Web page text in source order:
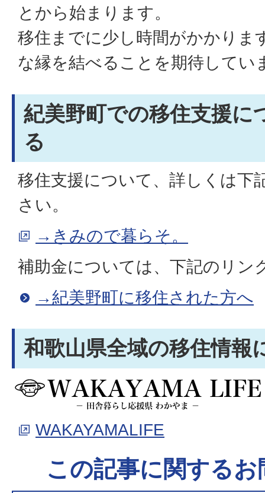
とから始まります。
移住までに少し時間がかかりま
な縁を結べることを期待してい
紀美野町での移住支援に
る
移住支援について、詳しくは下
さい。
→きみので暮らそ。
補助金については、下記のリン
→紀美野町に移住された方へ
和歌山県全域の移住情報
WAKAYAMALIFE
この記事に関する